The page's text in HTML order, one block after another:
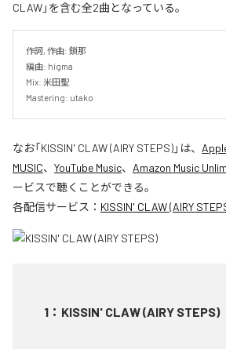
CLAW」を含む全2曲となっている。
作詞, 作曲: 鎖那
編曲: higma
Mix: 米田聖
Mastering: utako
なお「KISSIN' CLAW (AIRY STEPS)」は、
MUSIC、 YouTube Music、 Amazon Music
ービスで聴くことができる。
各配信サービス： KISSIN' CLAW (AIRY
1 ： KISSIN' CLAW (AIRY STEPS)